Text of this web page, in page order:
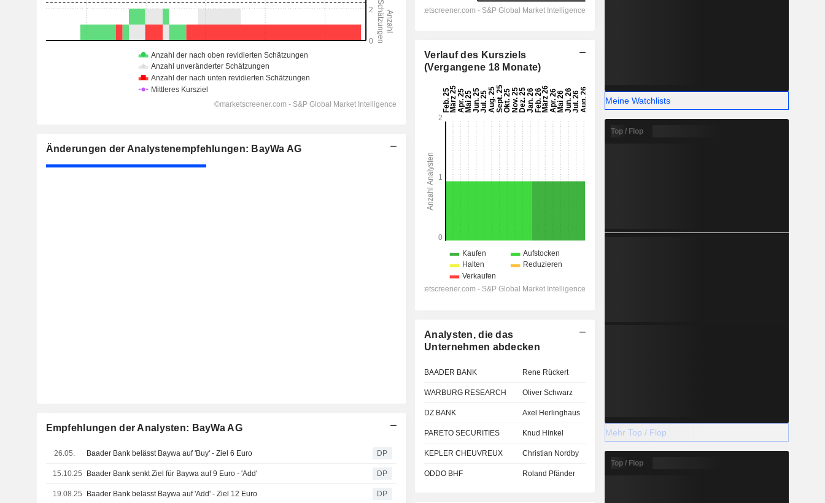
Änderungen der Analystenempfehlungen: BayWa AG
Empfehlungen der Analysten: BayWa AG
26.05. Baader Bank belässt Baywa auf 'Buy' - Ziel 6 Euro DP
15.10.25 Baader Bank senkt Ziel für Baywa auf 9 Euro - 'Add' DP
19.08.25 Baader Bank belässt Baywa auf 'Add' - Ziel 12 Euro DP
Verlauf des Kursziels
(Vergangene 18 Monate)
Analysten, die das
Unternehmen abdecken
BAADER BANK Rene Rückert
WARBURG RESEARCH Oliver Schwarz
DZ BANK Axel Herlinghaus
PARETO SECURITIES Knud Hinkel
KEPLER CHEUVREUX Christian Nordby
ODDO BHF Roland Pfänder
Meine Watchlists
Top / Flop
Mehr Top / Flop
Top / Flop